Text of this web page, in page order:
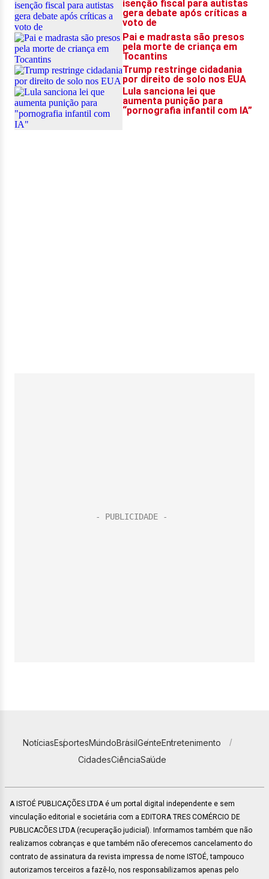
NotíciasEsportesMundoBrasilGenteEntretenimento
CidadesCiênciaSaúde
A ISTOÉ PUBLICAÇÕES LTDA é um portal digital independente e sem
vinculação editorial e societária com a EDITORA TRES COMÉRCIO DE
PUBLICACÕES LTDA (recuperação judicial). Informamos também que não
realizamos cobranças e que também não oferecemos cancelamento do
contrato de assinatura da revista impressa de nome ISTOÉ, tampouco
autorizamos terceiros a fazê-lo, nos responsabilizamos apenas pelo